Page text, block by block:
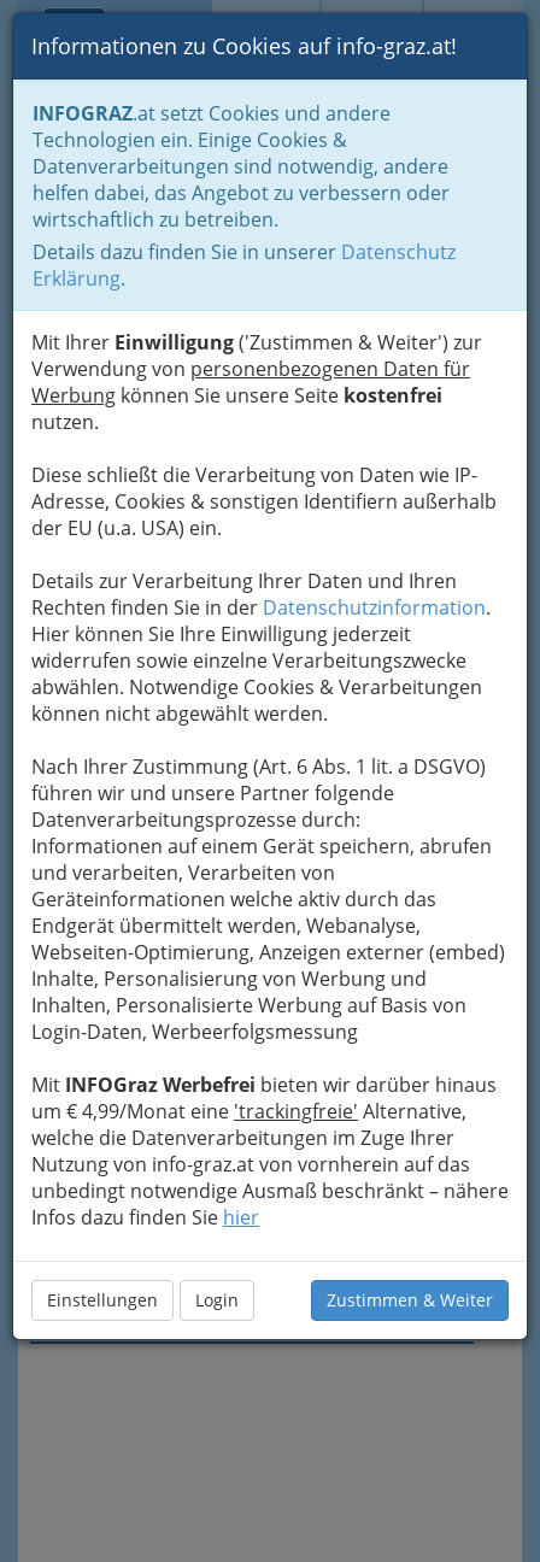
Suche Login Toggle
Informationen zu Cookies auf info-graz.at!
INFOGRAZ.at setzt Cookies und andere
Technologien ein. Einige Cookies &
Datenverarbeitungen sind notwendig, andere
helfen dabei, das Angebot zu verbessern oder
wirtschaftlich zu betreiben.
Details dazu finden Sie in unserer Datenschutz
Erklärung.
Mit Ihrer Einwilligung('Zustimmen & Weiter') zur
Verwendung von personenbezogenen Daten für
Werbung können Sie unsere Seite kostenfrei
nutzen.
Diese schließt die Verarbeitung von Daten wie IP-
Adresse, Cookies & sonstigen Identifiern außerhalb
der EU (u.a. USA) ein.
Details zur Verarbeitung Ihrer Daten und Ihren
Rechten finden Sie in der Datenschutzinformation.
Hier können Sie Ihre Einwilligung jederzeit
widerrufen sowie einzelne Verarbeitungszwecke
abwählen. Notwendige Cookies & Verarbeitungen
können nicht abgewählt werden.
Nach Ihrer Zustimmung (Art. 6 Abs. 1 lit. a DSGVO)
führen wir und unsere Partner folgende
Datenverarbeitungsprozesse durch:
Informationen auf einem Gerät speichern, abrufen
und verarbeiten, Verarbeiten von
Geräteinformationen welche aktiv durch das
Endgerät übermittelt werden, Webanalyse,
Webseiten-Optimierung, Anzeigen externer (embed)
Inhalte, Personalisierung von Werbung und
Inhalten, Personalisierte Werbung auf Basis von
Login-Daten, Werbeerfolgsmessung
Mit INFOGraz Werbefrei bieten wir darüber hinaus
um € 4,99/Monat eine 'trackingfreie' Alternative,
welche die Datenverarbeitungen im Zuge Ihrer
Nutzung von info-graz.at von vornherein auf das
unbedingt notwendige Ausmaß beschränkt – nähere
Infos dazu finden Sie hier
Einstellungen Login Zustimmen & Weiter
Home Branchen
Fröhlich Buschenschank -
Weingut
Altenberg 62, 8430 Tillmitsch
+43 664 914 25 21
Karte
Kontaktaufnahme
Um die Info-Graz Firmen
bewahren
, verwenden wir an dieser Stelle zur
Übermittlung Ihrer Nachricht ein sicheres
Formular. Ihre Nachricht wird nach dem
Absenden umgehend per Mail an das
Unternehmen Fröhlich Buschenschank -
Weingut weitergeleitet.
Meine Email Adresse
Mein Betreff
Meine Nachricht
Meine Nachricht senden